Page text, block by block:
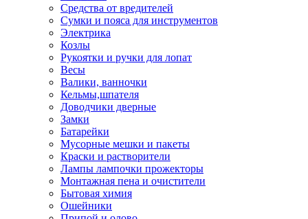
Средства от вредителей
Сумки и пояса для инструментов
Электрика
Козлы
Рукоятки и ручки для лопат
Весы
Валики, ванночки
Кельмы,шпателя
Доводчики дверные
Замки
Батарейки
Мусорные мешки и пакеты
Краски и растворители
Лампы лампочки прожекторы
Монтажная пена и очистители
Бытовая химия
Ошейники